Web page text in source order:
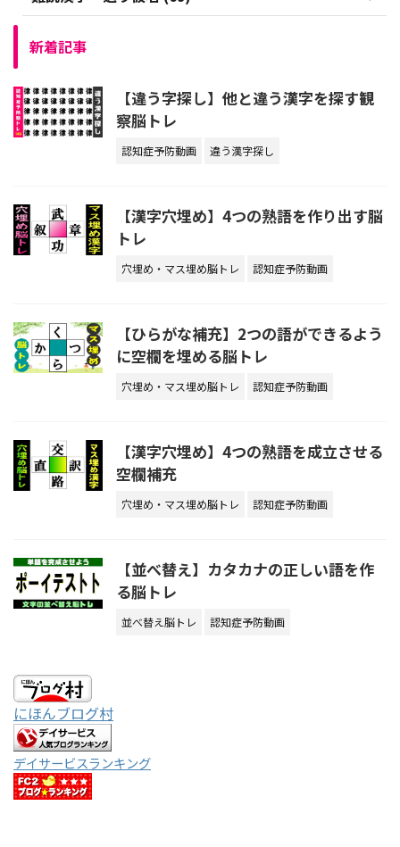
新着記事
【違う字探し】他と違う漢字を探す観
察脳トレ
認知症予防動画 違う漢字探し
【漢字穴埋め】4つの熟語を作り出す脳
トレ
穴埋め・マス埋め脳トレ 認知症予防動画
【ひらがな補充】2つの語ができるよう
に空欄を埋める脳トレ
穴埋め・マス埋め脳トレ 認知症予防動画
【漢字穴埋め】4つの熟語を成立させる
空欄補充
穴埋め・マス埋め脳トレ 認知症予防動画
【並べ替え】カタカナの正しい語を作
る脳トレ
並べ替え脳トレ 認知症予防動画
にほんブログ村
デイサービスランキング